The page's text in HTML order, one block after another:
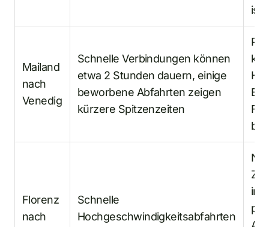
ist
Mailand
nach
Venedig
Schnelle Verbindungen können
etwa 2 Stunden dauern, einige
beworbene Abfahrten zeigen
kürzere Spitzenzeiten
Florenz
nach
Schnelle
Hochgeschwindigkeitsabfahrten
in